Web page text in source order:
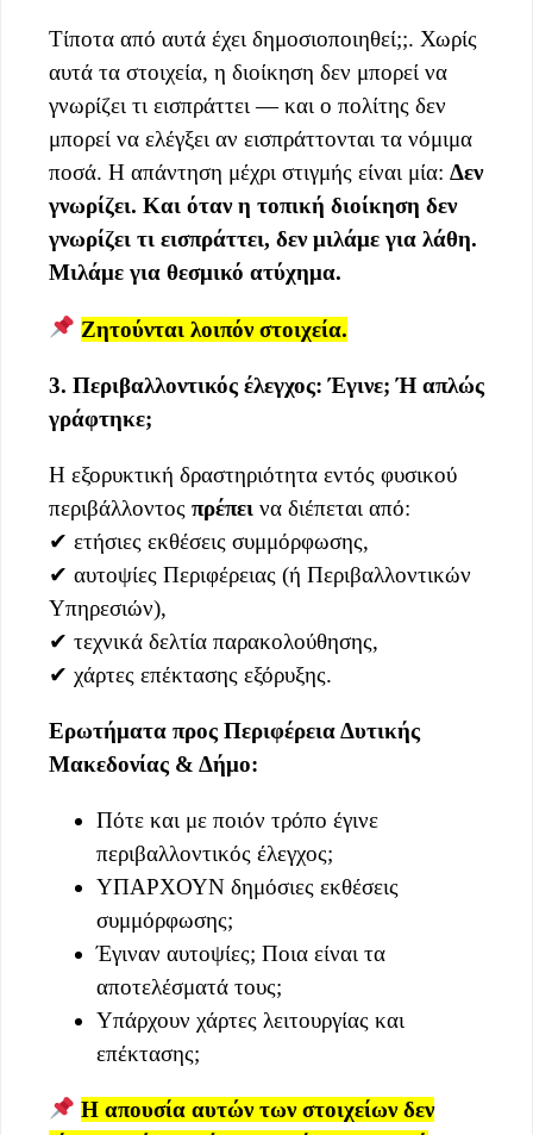
Τίποτα από αυτά έχει δημοσιοποιηθεί;;. Χωρίς
αυτά τα στοιχεία, η διοίκηση δεν μπορεί να
γνωρίζει τι εισπράττει — και ο πολίτης δεν
μπορεί να ελέγξει αν εισπράττονται τα νόμιμα
ποσά. Η απάντηση μέχρι στιγμής είναι μία: Δεν
γνωρίζει. Και όταν η τοπική διοίκηση δεν
γνωρίζει τι εισπράττει, δεν μιλάμε για λάθη.
Μιλάμε για θεσμικό ατύχημα.
Ζητούνται λοιπόν στοιχεία.
3. Περιβαλλοντικός έλεγχος: Έγινε; Ή απλώς
γράφτηκε;
Η εξορυκτική δραστηριότητα εντός φυσικού
περιβάλλοντος πρέπει να διέπεται από:
✔ ετήσιες εκθέσεις συμμόρφωσης,
✔ αυτοψίες Περιφέρειας (ή Περιβαλλοντικών
Υπηρεσιών),
✔ τεχνικά δελτία παρακολούθησης,
✔ χάρτες επέκτασης εξόρυξης.
Ερωτήματα προς Περιφέρεια Δυτικής
Μακεδονίας & Δήμο:
Πότε και με ποιόν τρόπο έγινε
περιβαλλοντικός έλεγχος;
ΥΠΑΡΧΟΥΝ δημόσιες εκθέσεις
συμμόρφωσης;
Έγιναν αυτοψίες; Ποια είναι τα
αποτελέσματά τους;
Υπάρχουν χάρτες λειτουργίας και
επέκτασης;
Η απουσία αυτών των στοιχείων δεν